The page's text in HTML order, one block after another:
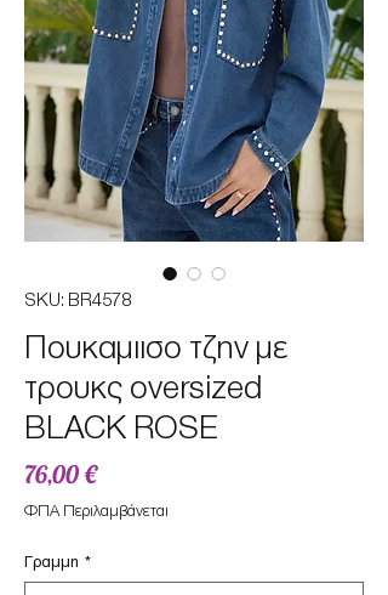
SKU: BR4578
Πουκαμιισο τζην με
τρουκς oversized
BLACK ROSE
76,00 €Τιμή
ΦΠΑ Περιλαμβάνεται
Γραμμη *